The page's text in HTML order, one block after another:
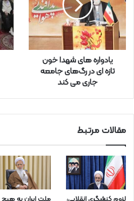
ا
و
ا
ر
یادواره های شهدا خون
تازه ای در رگ‌های جامعه
جاری می کند
مقالات مرتبط